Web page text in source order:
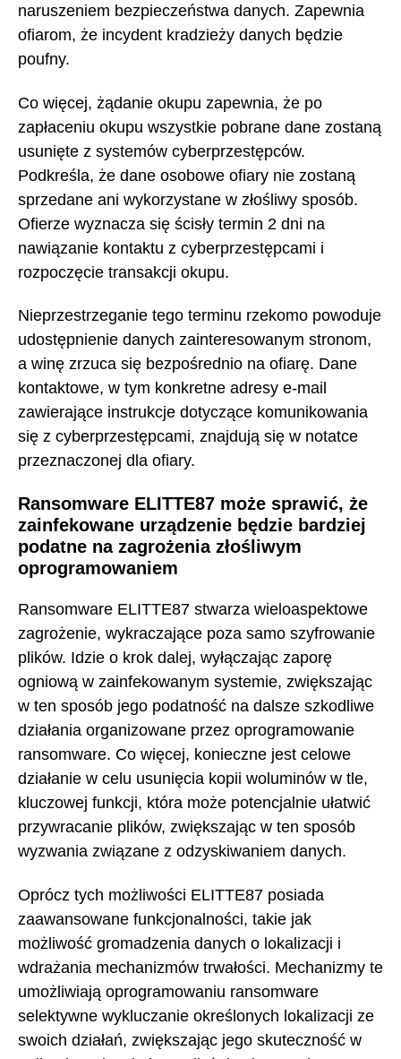
naruszeniem bezpieczeństwa danych. Zapewnia
ofiarom, że incydent kradzieży danych będzie
poufny.
Co więcej, żądanie okupu zapewnia, że po
zapłaceniu okupu wszystkie pobrane dane zostaną
usunięte z systemów cyberprzestępców.
Podkreśla, że dane osobowe ofiary nie zostaną
sprzedane ani wykorzystane w złośliwy sposób.
Ofierze wyznacza się ścisły termin 2 dni na
nawiązanie kontaktu z cyberprzestępcami i
rozpoczęcie transakcji okupu.
Nieprzestrzeganie tego terminu rzekomo powoduje
udostępnienie danych zainteresowanym stronom,
a winę zrzuca się bezpośrednio na ofiarę. Dane
kontaktowe, w tym konkretne adresy e-mail
zawierające instrukcje dotyczące komunikowania
się z cyberprzestępcami, znajdują się w notatce
przeznaczonej dla ofiary.
Ransomware ELITTE87 może sprawić, że
zainfekowane urządzenie będzie bardziej
podatne na zagrożenia złośliwym
oprogramowaniem
Ransomware ELITTE87 stwarza wieloaspektowe
zagrożenie, wykraczające poza samo szyfrowanie
plików. Idzie o krok dalej, wyłączając zaporę
ogniową w zainfekowanym systemie, zwiększając
w ten sposób jego podatność na dalsze szkodliwe
działania organizowane przez oprogramowanie
ransomware. Co więcej, konieczne jest celowe
działanie w celu usunięcia kopii woluminów w tle,
kluczowej funkcji, która może potencjalnie ułatwić
przywracanie plików, zwiększając w ten sposób
wyzwania związane z odzyskiwaniem danych.
Oprócz tych możliwości ELITTE87 posiada
zaawansowane funkcjonalności, takie jak
możliwość gromadzenia danych o lokalizacji i
wdrażania mechanizmów trwałości. Mechanizmy te
umożliwiają oprogramowaniu ransomware
selektywne wykluczanie określonych lokalizacji ze
swoich działań, zwiększając jego skuteczność w